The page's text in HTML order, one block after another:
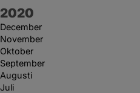
År:
2020
December
November
Oktober
September
Augusti
Juli